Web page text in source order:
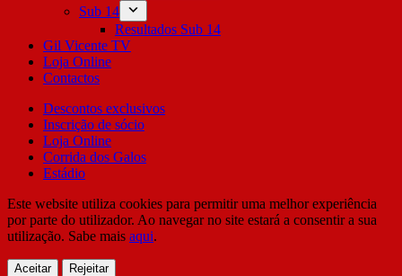
Sub 14
Resultados Sub 14
Gil Vicente TV
Loja Online
Contactos
Descontos exclusivos
Inscrição de sócio
Loja Online
Corrida dos Galos
Estádio
Este website utiliza cookies para permitir uma melhor experiência
por parte do utilizador. Ao navegar no site estará a consentir a sua
utilização. Sabe mais aqui.
Aceitar Rejeitar